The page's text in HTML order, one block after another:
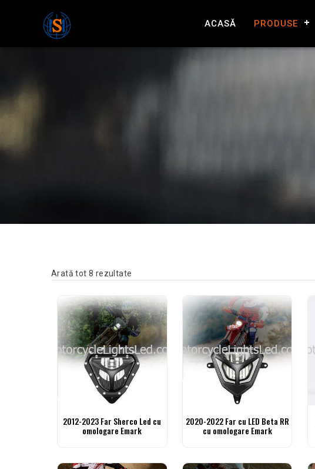
ACASĂ PRODUSE
Arată tot 8 rezultate
2012-2023 Far Sherco Led cu
omologare Emark
2020-2022 Far cu LED Beta RR
cu omologare Emark